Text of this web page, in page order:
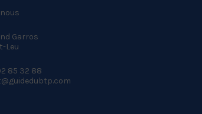
Garros
Leu
85 32 88